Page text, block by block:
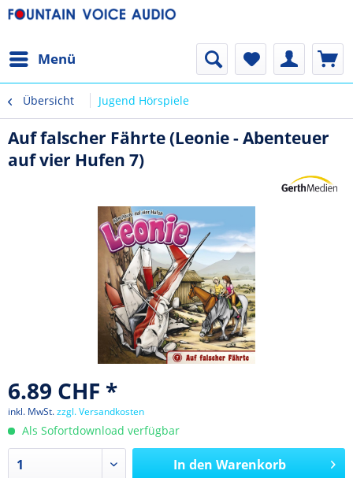
Menü
Übersicht Jugend Hörspiele
Auf falscher Fährte (Leonie - Abenteuer
auf vier Hufen 7)
6.89 CHF *
inkl. MwSt.zzgl. Versandkosten
Als Sofortdownload verfügbar
In den Warenkorb